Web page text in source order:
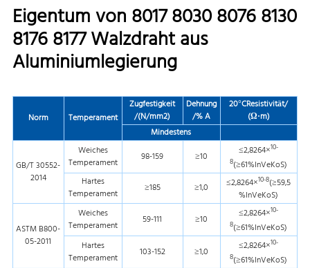
Eigentum von 8017 8030 8076 8130
8176 8177 Walzdraht aus
Aluminiumlegierung
Norm Temperament
Zugfestigkeit
/(N/mm2)
Dehnung
/% A
20°CResistivität/
(Ω·m)
Mindestens
GB/T 30552-
2014
Weiches
Temperament
98-159 ≥10 ≤2,8264×10-
8(≥61%InVeKoS)
Hartes
Temperament
≥185 ≥1,0 ≤2,8264×10-8(≥59,5
%InVeKoS)
ASTM B800-
05-2011
Weiches
Temperament
59-111 ≥10 ≤2,8264×10-
8(≥61%InVeKoS)
Hartes
Temperament
103-152 ≥1,0 ≤2,8264×10-
8(≥61%InVeKoS)